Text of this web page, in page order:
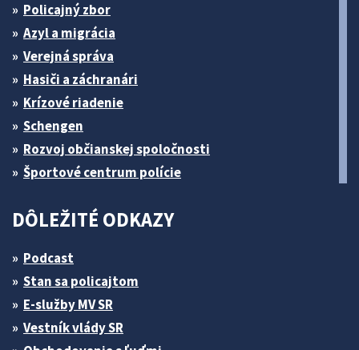
Policajný zbor
Azyl a migrácia
Verejná správa
Hasiči a záchranári
Krízové riadenie
Schengen
Rozvoj občianskej spoločnosti
Športové centrum polície
DÔLEŽITÉ ODKAZY
Podcast
Stan sa policajtom
E-služby MV SR
Vestník vlády SR